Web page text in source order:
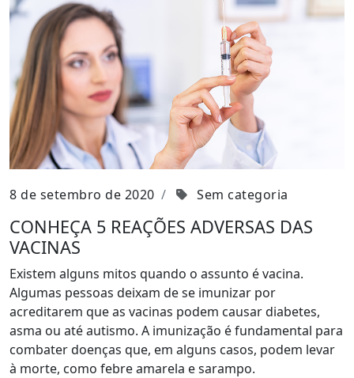
8 de setembro de 2020 Sem categoria
CONHEÇA 5 REAÇÕES ADVERSAS DAS
VACINAS
Existem alguns mitos quando o assunto é vacina.
Algumas pessoas deixam de se imunizar por
acreditarem que as vacinas podem causar diabetes,
asma ou até autismo. A imunização é fundamental para
combater doenças que, em alguns casos, podem levar
à morte, como febre amarela e sarampo.